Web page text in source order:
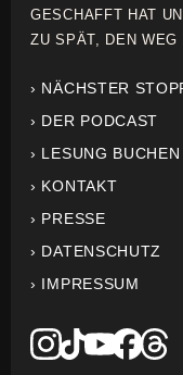
GESCHAFFT HAT
ZU SPÄT, DEN WEG
› NÄCHSTER
› DER PODCAST
› LESUNG BUCHEN
› KONTAKT
› PRESSE
› DATENSCHUTZ
› IMPRESSUM